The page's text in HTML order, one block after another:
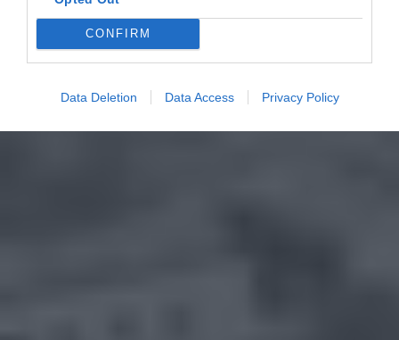
CONFIRM
Data Deletion Data Access Privacy Policy